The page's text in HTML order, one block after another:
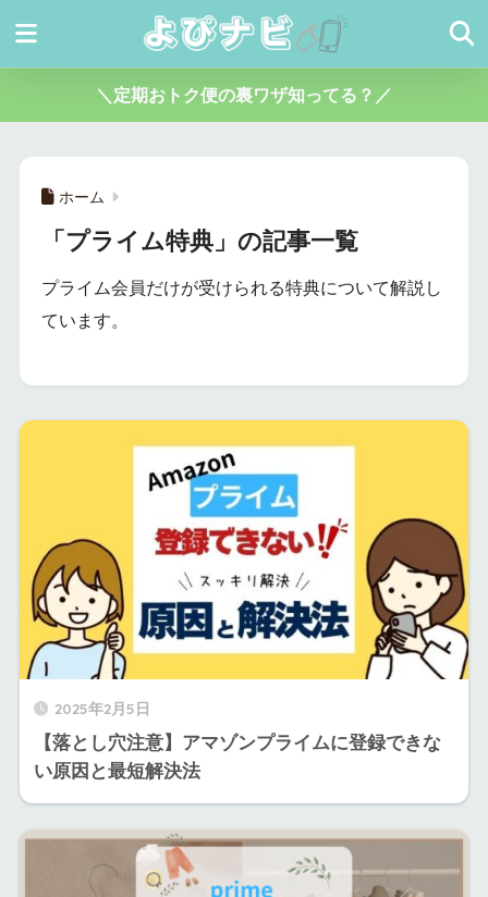
＼定期おトク便の裏ワザ知ってる？／
ホーム
「プライム特典」の記事一覧
プライム会員だけが受けられる特典について解説し
ています。
2025年2月5日
【落とし穴注意】アマゾンプライムに登録できな
い原因と最短解決法